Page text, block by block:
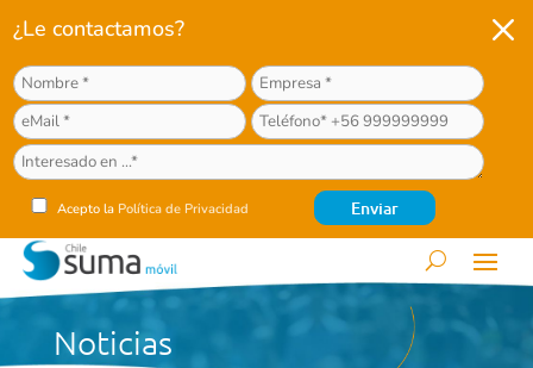
¿Le contactamos?
Acepto la Política de Privacidad
M
Noticias